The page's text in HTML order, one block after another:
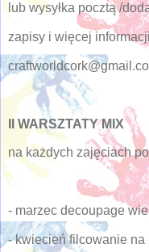
lub wysyłka pocztą /
zapisy i więcej
II WARSZTATY MIX
na każdych zajęciach
- marzec decoupage
- kwiecień filcowanie na